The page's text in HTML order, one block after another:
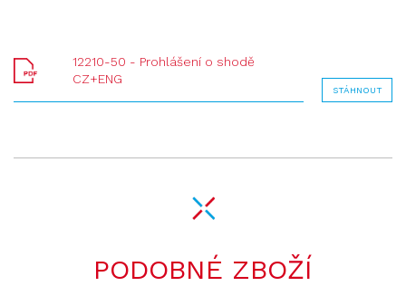
12210-50 - Prohlášení o shodě
CZ+ENG
STÁHNOUT
PODOBNÉ ZBOŽÍ